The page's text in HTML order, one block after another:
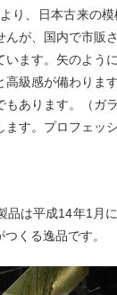
り、日本古来の
が、国内で市販
ます。矢のよう
級感が備わりま
あります。（ガ
す。プロフェッ
は平成14年1月
くる逸品です。